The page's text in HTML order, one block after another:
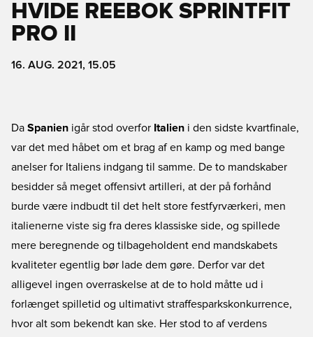
HVIDE REEBOK SPRINTFIT
PRO II
16. AUG. 2021, 15.05
Da Spanien igår stod overfor Italien i den sidste kvartfinale,
var det med håbet om et brag af en kamp og med bange
anelser for Italiens indgang til samme. De to mandskaber
besidder så meget offensivt artilleri, at der på forhånd
burde være indbudt til det helt store festfyrværkeri, men
italienerne viste sig fra deres klassiske side, og spillede
mere beregnende og tilbageholdent end mandskabets
kvaliteter egentlig bør lade dem gøre. Derfor var det
alligevel ingen overraskelse at de to hold måtte ud i
forlænget spilletid og ultimativt straffesparkskonkurrence,
hvor alt som bekendt kan ske. Her stod to af verdens